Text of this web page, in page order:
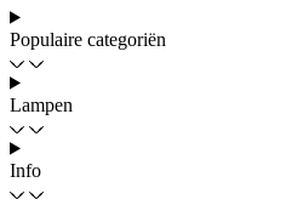
Populaire categoriën
Lampen
Info